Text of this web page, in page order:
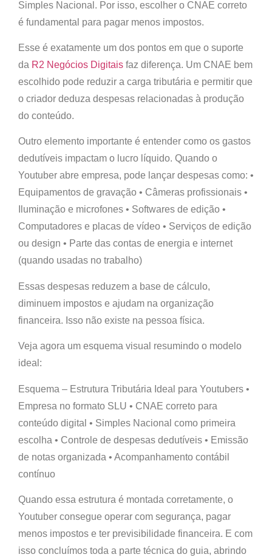
Simples Nacional. Por isso, escolher o CNAE correto
é fundamental para pagar menos impostos.
Esse é exatamente um dos pontos em que o suporte
da R2 Negócios Digitais faz diferença. Um CNAE bem
escolhido pode reduzir a carga tributária e permitir que
o criador deduza despesas relacionadas à produção
do conteúdo.
Outro elemento importante é entender como os gastos
dedutíveis impactam o lucro líquido. Quando o
Youtuber abre empresa, pode lançar despesas como: •
Equipamentos de gravação • Câmeras profissionais •
Iluminação e microfones • Softwares de edição •
Computadores e placas de vídeo • Serviços de edição
ou design • Parte das contas de energia e internet
(quando usadas no trabalho)
Essas despesas reduzem a base de cálculo,
diminuem impostos e ajudam na organização
financeira. Isso não existe na pessoa física.
Veja agora um esquema visual resumindo o modelo
ideal:
Esquema – Estrutura Tributária Ideal para Youtubers •
Empresa no formato SLU • CNAE correto para
conteúdo digital • Simples Nacional como primeira
escolha • Controle de despesas dedutíveis • Emissão
de notas organizada • Acompanhamento contábil
contínuo
Quando essa estrutura é montada corretamente, o
Youtuber consegue operar com segurança, pagar
menos impostos e ter previsibilidade financeira. E com
isso concluímos toda a parte técnica do guia, abrindo